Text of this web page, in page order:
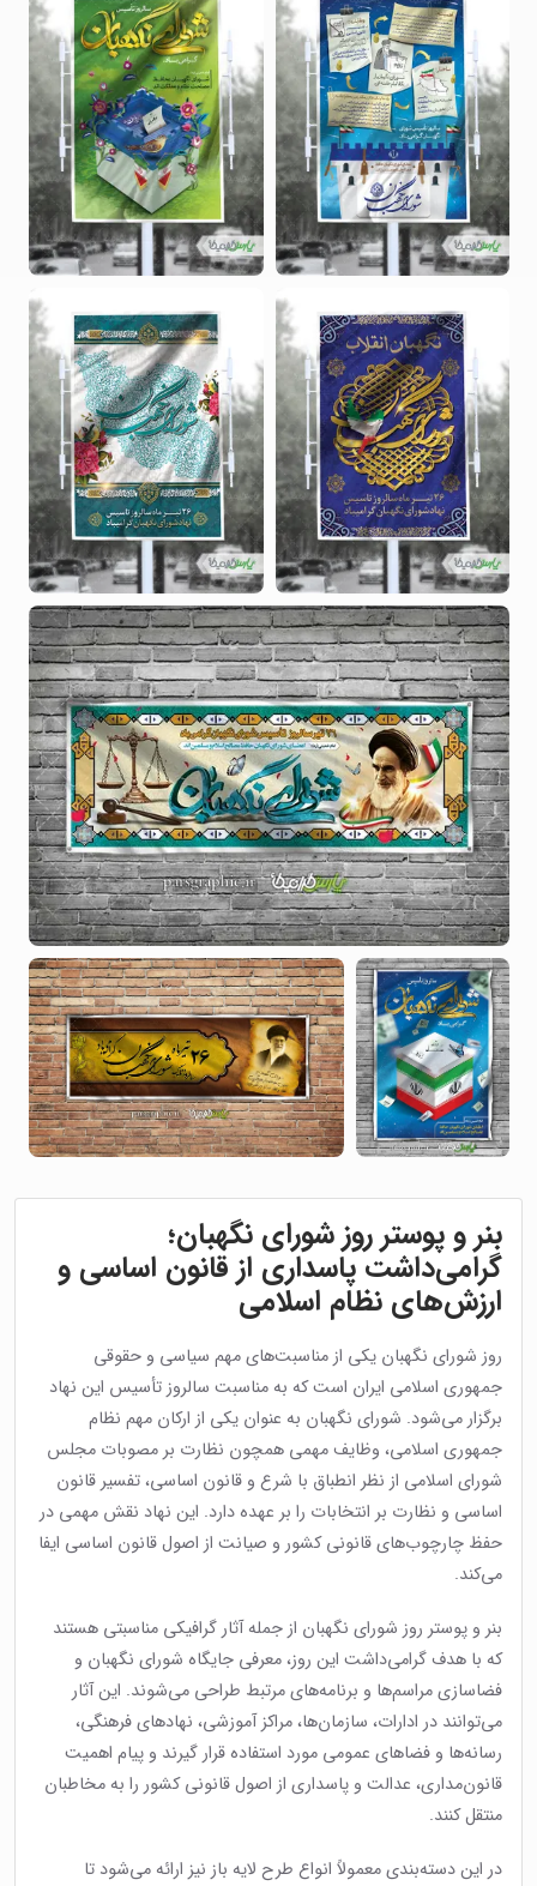
بنر و پوستر روز شورای نگهبان؛
گرامی‌داشت پاسداری از قانون اساسی و
ارزش‌های نظام اسلامی
روز شورای نگهبان یکی از مناسبت‌های مهم سیاسی و حقوقی
جمهوری اسلامی ایران است که به مناسبت سالروز تأسیس این نهاد
برگزار می‌شود. شورای نگهبان به عنوان یکی از ارکان مهم نظام
جمهوری اسلامی، وظایف مهمی همچون نظارت بر مصوبات مجلس
شورای اسلامی از نظر انطباق با شرع و قانون اساسی، تفسیر قانون
اساسی و نظارت بر انتخابات را بر عهده دارد. این نهاد نقش مهمی در
حفظ چارچوب‌های قانونی کشور و صیانت از اصول قانون اساسی ایفا
می‌کند.
بنر و پوستر روز شورای نگهبان از جمله آثار گرافیکی مناسبتی هستند
که با هدف گرامی‌داشت این روز، معرفی جایگاه شورای نگهبان و
فضاسازی مراسم‌ها و برنامه‌های مرتبط طراحی می‌شوند. این آثار
می‌توانند در ادارات، سازمان‌ها، مراکز آموزشی، نهادهای فرهنگی،
رسانه‌ها و فضاهای عمومی مورد استفاده قرار گیرند و پیام اهمیت
قانون‌مداری، عدالت و پاسداری از اصول قانونی کشور را به مخاطبان
منتقل کنند.
در این دسته‌بندی معمولاً انواع طرح لایه باز نیز ارائه می‌شود تا